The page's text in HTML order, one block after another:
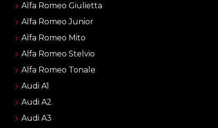
Alfa Romeo Giulietta
Alfa Romeo Junior
Alfa Romeo Mito
Alfa Romeo Stelvio
Alfa Romeo Tonale
Audi A1
Audi A2
Audi A3